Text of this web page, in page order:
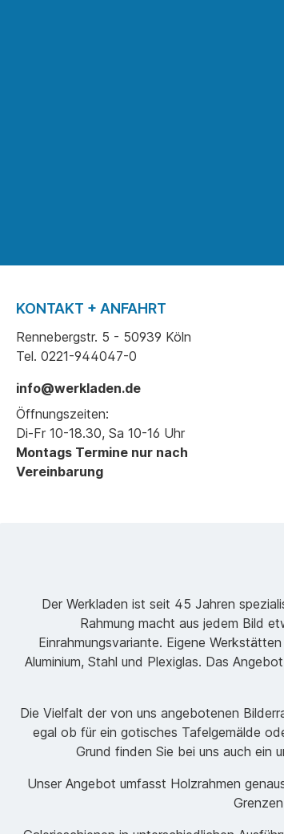
KONTAKT + ANFAHRT
Rennebergstr. 5 - 50939 Köln
Tel. 0221-944047-0
info@werkladen.de
Öffnungszeiten:
Di-Fr 10-18.30, Sa 10-16 Uhr
Montags Termine nur nach
Vereinbarung
Der Werkladen ist seit 45 Jahren
Rahmung macht aus jedem Bild
Einrahmungsvariante. Eigene
Aluminium, Stahl und Plexiglas. Das
Die Vielfalt der von uns angebotenen
egal ob für ein gotisches Tafelgemälde
Grund finden Sie bei uns auch ein
Unser Angebot umfasst Holzrahmen